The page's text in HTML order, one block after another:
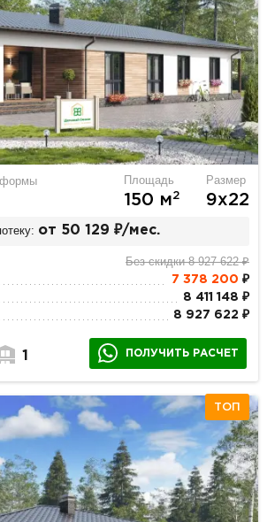
формы Площадь
150 м2
Размер
9х22
от 50 129 ₽/мес.
Без скидки 8 927 622 ₽
7 378 200 ₽
8 411 148 ₽
8 927 622 ₽
1 ПОЛУЧИТЬ РАСЧЕТ
ТОП